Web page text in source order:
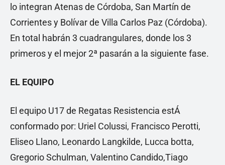
lo integran Atenas de Córdoba, San Martín de
Corrientes y Bolívar de Villa Carlos Paz (Córdoba).
En total habrán 3 cuadrangulares, donde los 3
primeros y el mejor 2ª pasarán a la siguiente fase.
EL EQUIPO
El equipo U17 de Regatas Resistencia estÁ
conformado por: Uriel Colussi, Francisco Perotti,
Eliseo Llano, Leonardo Langkilde, Lucca botta,
Gregorio Schulman, Valentino Candido,Tiago